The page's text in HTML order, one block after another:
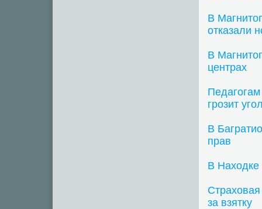
В
отказали
В
центрах
Педагогам
грозит
В
прав
В Находке
за взятку